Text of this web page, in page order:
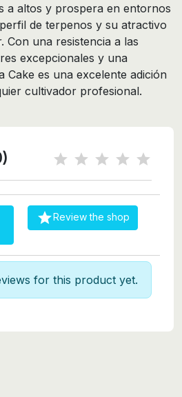
a altos y prospera en entornos
de terpenos y su atractivo
Con una resistencia a las
excepcionales y una
Cake es una excelente adición
cultivador profesional.
Review the shop
for this product yet.